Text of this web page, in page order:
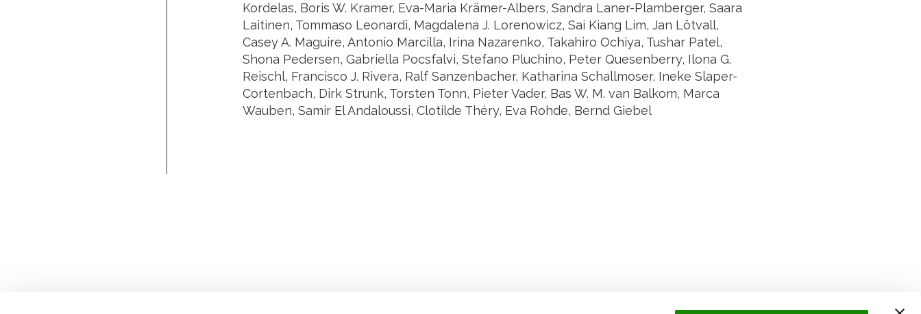
Kordelas, Boris W. Kramer, Eva-Maria Krämer-Albers, Sandra Laner-Plamberger, Saara
Laitinen, Tommaso Leonardi, Magdalena J. Lorenowicz, Sai Kiang Lim, Jan Lötvall,
Casey A. Maguire, Antonio Marcilla, Irina Nazarenko, Takahiro Ochiya, Tushar Patel,
Shona Pedersen, Gabriella Pocsfalvi, Stefano Pluchino, Peter Quesenberry, Ilona G.
Reischl, Francisco J. Rivera, Ralf Sanzenbacher, Katharina Schallmoser, Ineke Slaper-
Cortenbach, Dirk Strunk, Torsten Tonn, Pieter Vader, Bas W. M. van Balkom, Marca
Wauben, Samir El Andaloussi, Clotilde Théry, Eva Rohde, Bernd Giebel